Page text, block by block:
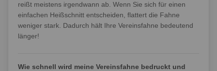
reißt meistens irgendwann ab. Wenn Sie sich für einen
einfachen Heißschnitt entscheiden, flattert die Fahne
weniger stark. Dadurch hält Ihre Vereinsfahne bedeutend
länger!
Wie schnell wird meine Vereinsfahne bedruckt und